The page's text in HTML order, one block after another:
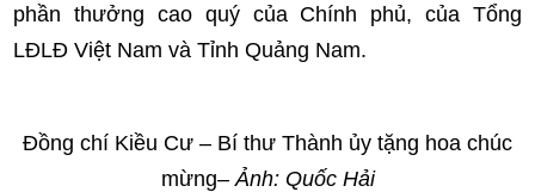
phần thưởng cao quý của Chính phủ, của Tổng
LĐLĐ Việt Nam và Tỉnh Quảng Nam.
Đồng chí Kiều Cư – Bí thư Thành ủy tặng hoa chúc
mừng– Ảnh: Quốc Hải